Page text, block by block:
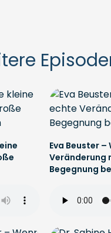
Eva Beuster
Veränderung
Begegnung